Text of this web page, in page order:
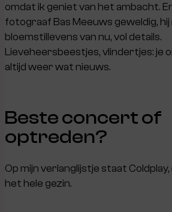
omdat ik geniet van het ambacht.
fotograaf Bas Meeuws geweldig,
bloemstillevens van nu, vol details.
Lieveheersbeestjes, vlindertjes: je
altijd weer wat nieuws.
Beste concert of
optreden?
Op mijn verlanglijstje staat
het hele gezin.